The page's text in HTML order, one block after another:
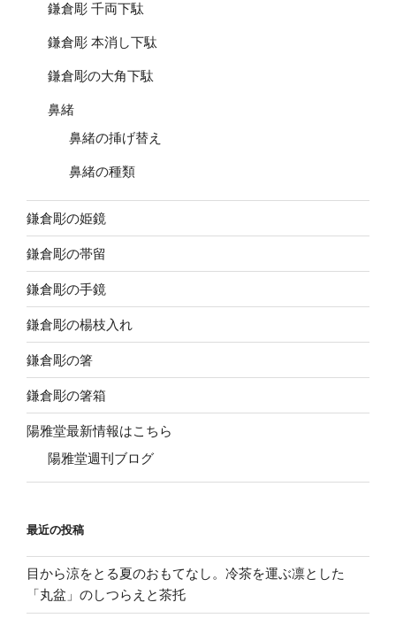
鎌倉彫 千両下駄
鎌倉彫 本消し下駄
鎌倉彫の大角下駄
鼻緒
鼻緒の挿げ替え
鼻緒の種類
鎌倉彫の姫鏡
鎌倉彫の帯留
鎌倉彫の手鏡
鎌倉彫の楊枝入れ
鎌倉彫の箸
鎌倉彫の箸箱
陽雅堂最新情報はこちら
陽雅堂週刊ブログ
最近の投稿
目から涼をとる夏のおもてなし。冷茶を運ぶ凛とした
「丸盆」のしつらえと茶托